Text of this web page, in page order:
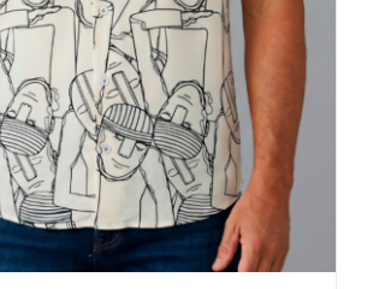
página
de
producto